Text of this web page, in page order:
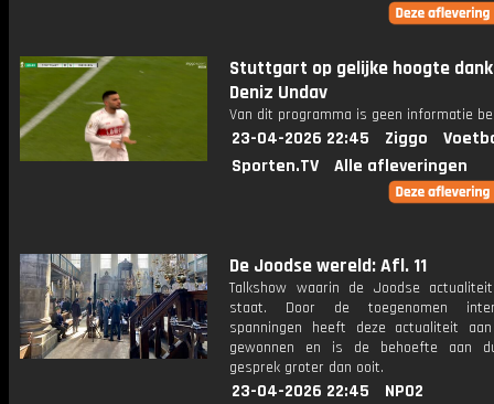
Stuttgart op gelijke hoogte
Deniz Undav
Van dit programma is geen informatie
23-04-2026 22:45 Ziggo
Sporten.TV
Alle afleveringen
De Joodse wereld: Afl. 11
Talkshow waarin de Joodse
staat. Door de toegenomen
spanningen heeft deze actualiteit
gewonnen en is de behoefte aan
gesprek groter dan ooit.
23-04-2026 22:45
NPO2